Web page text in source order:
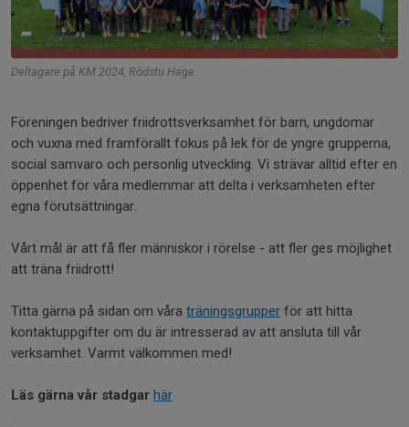
Deltagare på KM 2024, Rödstu Hage
Föreningen bedriver friidrottsverksamhet för barn, ungdomar
och vuxna med framförallt fokus på lek för de yngre grupperna,
social samvaro och personlig utveckling. Vi strävar alltid efter en
öppenhet för våra medlemmar att delta i verksamheten efter
egna förutsättningar.
Vårt mål är att få fler människor i rörelse - att fler ges möjlighet
att träna friidrott!
Titta gärna på sidan om våra träningsgrupper för att hitta
kontaktuppgifter om du är intresserad av att ansluta till vår
verksamhet. Varmt välkommen med!
Läs gärna vår stadgar här